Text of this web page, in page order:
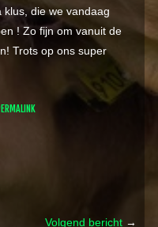
die we vandaag
! Zo fijn om vanuit de
Trots op ons super
Volgend bericht →